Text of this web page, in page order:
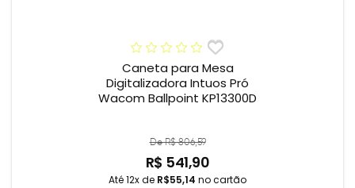
Caneta para Mesa
Digitalizadora Intuos Pró
Wacom Ballpoint KP13300D
De R$ 806,59
R$ 541,90
Até 12x de R$55,14 no cartão